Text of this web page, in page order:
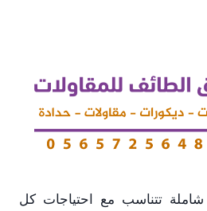
تتناسب مع احتياجات كل